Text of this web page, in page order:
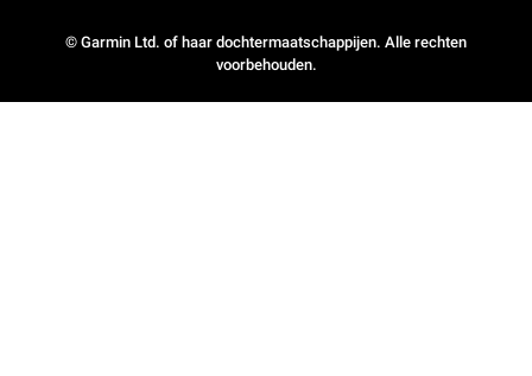
© Garmin Ltd. of haar dochtermaatschappijen. Alle rechten
voorbehouden.